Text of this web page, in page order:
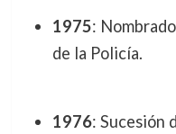
1975:
de la Policía.
1976: Sucesión